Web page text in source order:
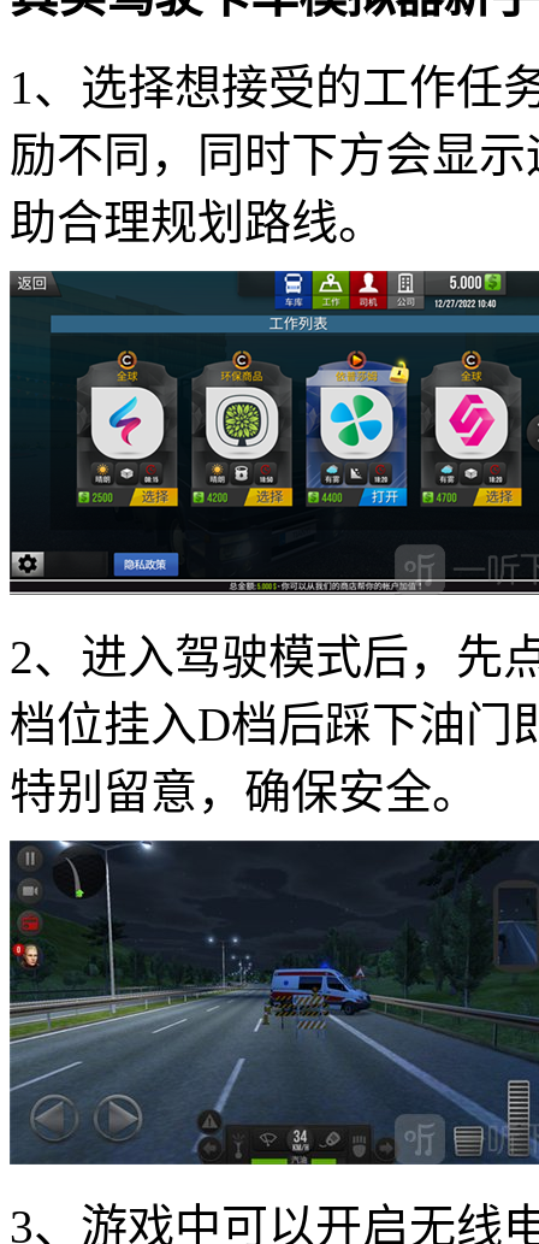
1、选择想接受的工作任
励不同，同时下方会显
助合理规划路线。
2、进入驾驶模式后，先
档位挂入D档后踩下油门
特别留意，确保安全。
3、游戏中可以开启无线